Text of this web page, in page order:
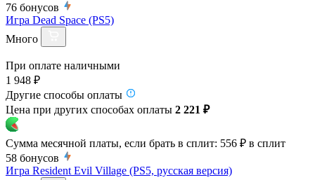
76 бонусов
Игра Dead Space (PS5)
Много
При оплате наличными
1 948 ₽
Другие способы оплаты
Цена при других способах оплаты 2 221 ₽
Сумма месячной платы, если брать в сплит: 556 ₽ в сплит
58 бонусов
Игра Resident Evil Village (PS5, русская версия)